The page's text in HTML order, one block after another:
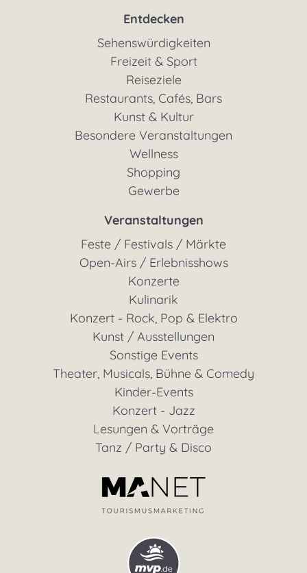
Entdecken
Sehenswürdigkeiten
Freizeit & Sport
Reiseziele
Restaurants, Cafés, Bars
Kunst & Kultur
Besondere Veranstaltungen
Wellness
Shopping
Gewerbe
Veranstaltungen
Feste / Festivals / Märkte
Open-Airs / Erlebnisshows
Konzerte
Kulinarik
Konzert - Rock, Pop & Elektro
Kunst / Ausstellungen
Sonstige Events
Theater, Musicals, Bühne & Comedy
Kinder-Events
Konzert - Jazz
Lesungen & Vorträge
Tanz / Party & Disco